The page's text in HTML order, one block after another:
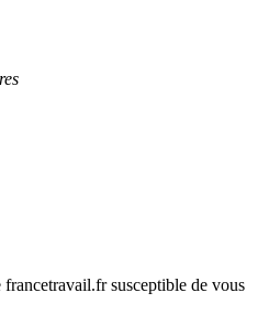
susceptible de vous